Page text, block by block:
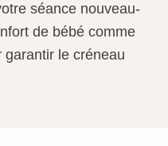
séance nouveau-
de bébé comme
le créneau